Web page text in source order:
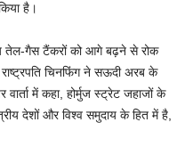
है।
तेल-गैस टैंकरों को आगे बढ़ने से रोक
चिनफिंग ने सऊदी अरब के
में कहा, होर्मुज स्ट्रेट जहाजों के
देशों और विश्व समुदाय के हित में है,